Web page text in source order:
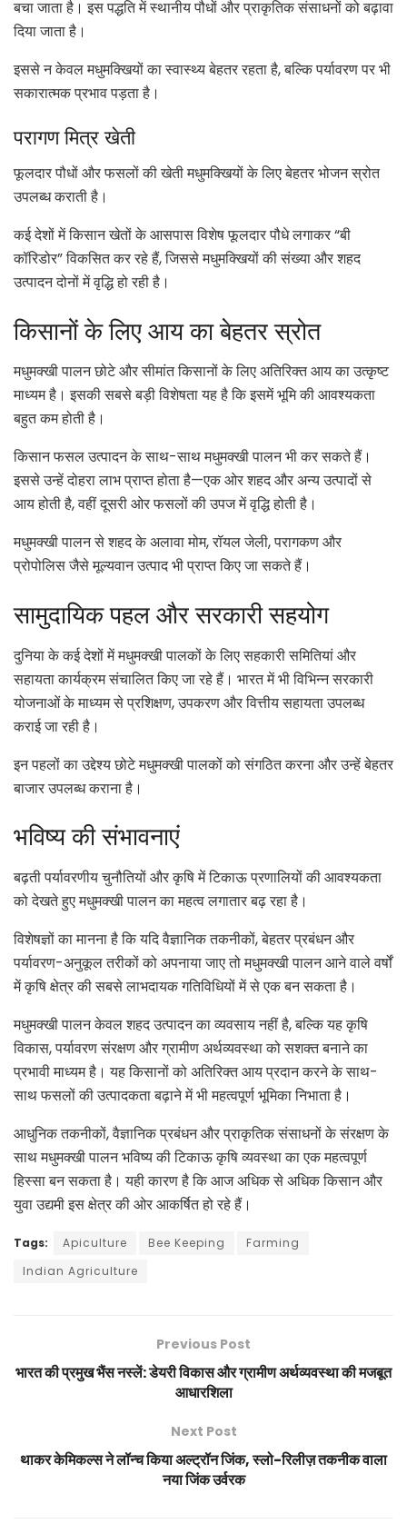
बचा जाता है। इस पद्धति में स्थानीय पौधों और प्राकृतिक संसाधनों को बढ़ावा
दिया जाता है।
इससे न केवल मधुमक्खियों का स्वास्थ्य बेहतर रहता है, बल्कि पर्यावरण पर भी
सकारात्मक प्रभाव पड़ता है।
परागण मित्र खेती
फूलदार पौधों और फसलों की खेती मधुमक्खियों के लिए बेहतर भोजन स्रोत
उपलब्ध कराती है।
कई देशों में किसान खेतों के आसपास विशेष फूलदार पौधे लगाकर “बी
कॉरिडोर” विकसित कर रहे हैं, जिससे मधुमक्खियों की संख्या और शहद
उत्पादन दोनों में वृद्धि हो रही है।
किसानों के लिए आय का बेहतर स्रोत
मधुमक्खी पालन छोटे और सीमांत किसानों के लिए अतिरिक्त आय का उत्कृष्ट
माध्यम है। इसकी सबसे बड़ी विशेषता यह है कि इसमें भूमि की आवश्यकता
बहुत कम होती है।
किसान फसल उत्पादन के साथ-साथ मधुमक्खी पालन भी कर सकते हैं।
इससे उन्हें दोहरा लाभ प्राप्त होता है—एक ओर शहद और अन्य उत्पादों से
आय होती है, वहीं दूसरी ओर फसलों की उपज में वृद्धि होती है।
मधुमक्खी पालन से शहद के अलावा मोम, रॉयल जेली, परागकण और
प्रोपोलिस जैसे मूल्यवान उत्पाद भी प्राप्त किए जा सकते हैं।
सामुदायिक पहल और सरकारी सहयोग
दुनिया के कई देशों में मधुमक्खी पालकों के लिए सहकारी समितियां और
सहायता कार्यक्रम संचालित किए जा रहे हैं। भारत में भी विभिन्न सरकारी
योजनाओं के माध्यम से प्रशिक्षण, उपकरण और वित्तीय सहायता उपलब्ध
कराई जा रही है।
इन पहलों का उद्देश्य छोटे मधुमक्खी पालकों को संगठित करना और उन्हें बेहतर
बाजार उपलब्ध कराना है।
भविष्य की संभावनाएं
बढ़ती पर्यावरणीय चुनौतियों और कृषि में टिकाऊ प्रणालियों की आवश्यकता
को देखते हुए मधुमक्खी पालन का महत्व लगातार बढ़ रहा है।
विशेषज्ञों का मानना है कि यदि वैज्ञानिक तकनीकों, बेहतर प्रबंधन और
पर्यावरण-अनुकूल तरीकों को अपनाया जाए तो मधुमक्खी पालन आने वाले वर्षों
में कृषि क्षेत्र की सबसे लाभदायक गतिविधियों में से एक बन सकता है।
मधुमक्खी पालन केवल शहद उत्पादन का व्यवसाय नहीं है, बल्कि यह कृषि
विकास, पर्यावरण संरक्षण और ग्रामीण अर्थव्यवस्था को सशक्त बनाने का
प्रभावी माध्यम है। यह किसानों को अतिरिक्त आय प्रदान करने के साथ-
साथ फसलों की उत्पादकता बढ़ाने में भी महत्वपूर्ण भूमिका निभाता है।
आधुनिक तकनीकों, वैज्ञानिक प्रबंधन और प्राकृतिक संसाधनों के संरक्षण के
साथ मधुमक्खी पालन भविष्य की टिकाऊ कृषि व्यवस्था का एक महत्वपूर्ण
हिस्सा बन सकता है। यही कारण है कि आज अधिक से अधिक किसान और
युवा उद्यमी इस क्षेत्र की ओर आकर्षित हो रहे हैं।
Tags: Apiculture Bee Keeping
Farming
Indian Agriculture
Previous Post
भारत की प्रमुख भैंस नस्लें: डेयरी विकास और ग्रामीण अर्थव्यवस्था की मजबूत
आधारशिला
Next Post
थाकर केमिकल्स ने लॉन्च किया अल्ट्रॉन जिंक, स्लो-रिलीज़ तकनीक वाला
नया जिंक उर्वरक